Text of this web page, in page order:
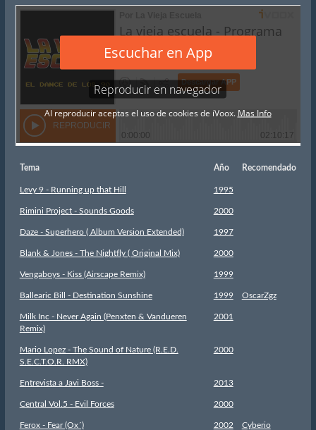
Tema Año Recomendado
Levy 9 - Running up that Hill 1995
Rimini Project - Sounds Goods 2000
Daze - Superhero ( Album Version Extended) 1997
Blank & Jones - The Nightfly ( Original Mix) 2000
Vengaboys - Kiss (Airscape Remix) 1999
Ballearic Bill - Destination Sunshine 1999 OscarZgz
Milk Inc - Never Again (Penxten & Vandueren
Remix)
2001
Mario Lopez - The Sound of Nature (R.E.D.
S.E.C.T.O.R. RMX)
2000
Entrevista a Javi Boss - 2013
Central Vol.5 - Evil Forces 2000
Ferox - Fear (Ox´) 2002 Cyberio